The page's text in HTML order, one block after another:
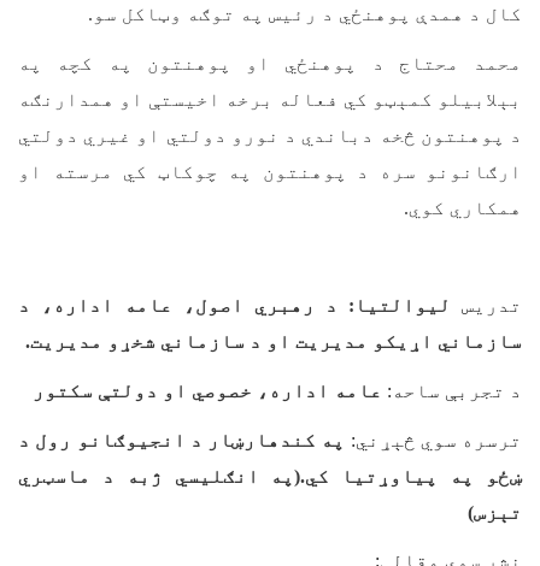
کال د همدې پوهنځي د رئیس په توګه وټاکل سو.
محمد محتاج د پوهنځي او پوهنتون په کچه په
بېلابیلو کمېټو کي فعاله برخه اخیستې او همدارنګه
د پوهنتون څخه دباندي د نورو دولتي او غیري دولتي
ارګانونو سره د پوهنتون په چوکاټ کي مرسته او
همکاري کوي.
تدریس لیوالتیا: د رهبري اصول، عامه اداره، د
سازماني اړیکو مدیریت او د سازماني شخړو مدیریت.
د تجربې ساحه: عامه اداره، خصوصي او دولتې سکتور
ترسره سوي څېړني: په کندهارښار د انجیوګانو رول د
ښځو په پیاوړتیا کي.(په انګليسي ژبه د ماسټري
تېزس)
نشر سوي مقالې: